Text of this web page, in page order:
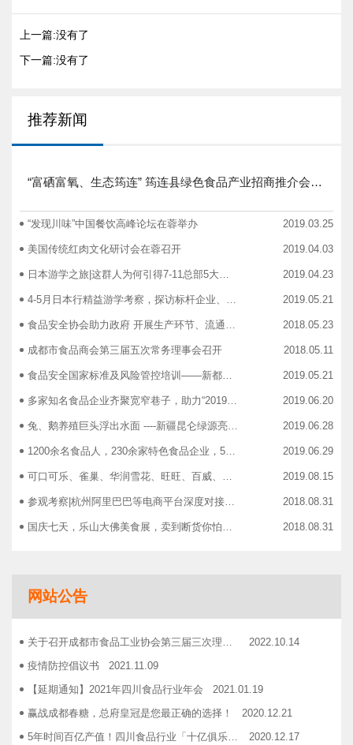
上一篇:没有了
下一篇:没有了
推荐新闻
“富硒富氧、生态筠连” 筠连县绿色食品产业招商推介会圆满举行
“发现川味”中国餐饮高峰论坛在蓉举办 2019.03.25
美国传统红肉文化研讨会在蓉召开 2019.04.03
日本游学之旅|这群人为何引得7-11总部5大高管集团出动 2019.04.23
4-5月日本行精益游学考察，探访标杆企业、解析成功密码 2019.05.21
食品安全协会助力政府 开展生产环节、流通环节、餐饮环节培训会 2018.05.23
成都市食品商会第三届五次常务理事会召开 2018.05.11
食品安全国家标准及风险管控培训——新都站、广汉站、简阳站 2019.05.21
多家知名食品企业齐聚宽窄巷子，助力“2019食品安全宣传周” 2019.06.20
兔、鹅养殖巨头浮出水面 ----新疆昆仑绿源亮相成都餐饮供应链展 引领绿色食材新高度 2019.06.28
1200余名食品人，230余家特色食品企业，50余家新零售平台齐聚成都“搞事情”！ 2019.06.29
可口可乐、雀巢、华润雪花、旺旺、百威、青岛啤酒，销售过亿的经销商等齐聚上海，只为2019中国快消品大会！ 2019.08.15
参观考察|杭州阿里巴巴等电商平台深度对接，仅剩3个名额！ 2018.08.31
国庆七天，乐山大佛美食展，卖到断货你怕了吗？ 2018.08.31
志宏印务灾后复产暨十五周年感恩答谢会
网站公告
关于召开成都市食品工业协会第三届三次理事会的通知
2022.10.14
疫情防控倡议书
2021.11.09
【延期通知】2021年四川食品行业年会
2021.01.19
赢战成都春糖，总府皇冠是您最正确的选择！
2020.12.21
5年时间百亿产值！四川食品行业「十亿俱乐部」合伙人招募！
2020.12.17